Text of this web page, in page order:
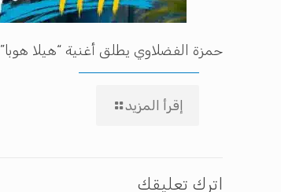
حمزة الفضلاوي يطلق أغنية “هيلا هوبا”
إقرأ المزيد
اترك تعليقك